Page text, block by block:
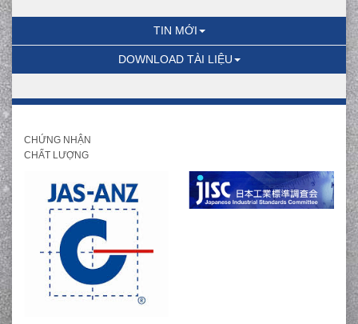
TIN MỚI
DOWNLOAD TÀI LIỆU
CHỨNG NHẬN
CHẤT LƯỢNG